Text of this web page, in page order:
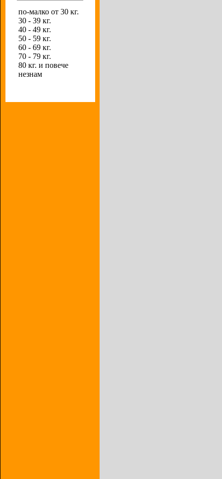
по-малко от 30 кг.
30 - 39 кг.
40 - 49 кг.
50 - 59 кг.
60 - 69 кг.
70 - 79 кг.
80 кг. и повече
незнам